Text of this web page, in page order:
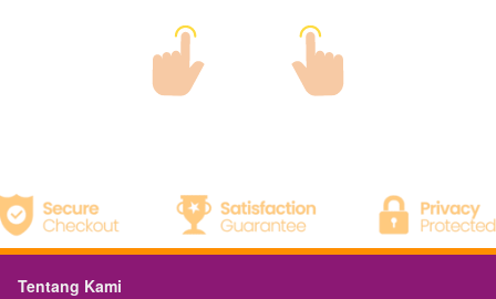
Tentang Kami